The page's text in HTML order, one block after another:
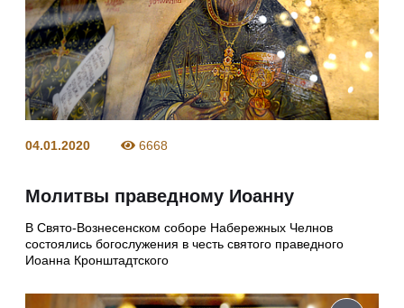
04.01.2020 6668
Молитвы праведному Иоанну
В Свято-Вознесенском соборе Набережных Челнов
состоялись богослужения в честь святого праведного
Иоанна Кронштадтского